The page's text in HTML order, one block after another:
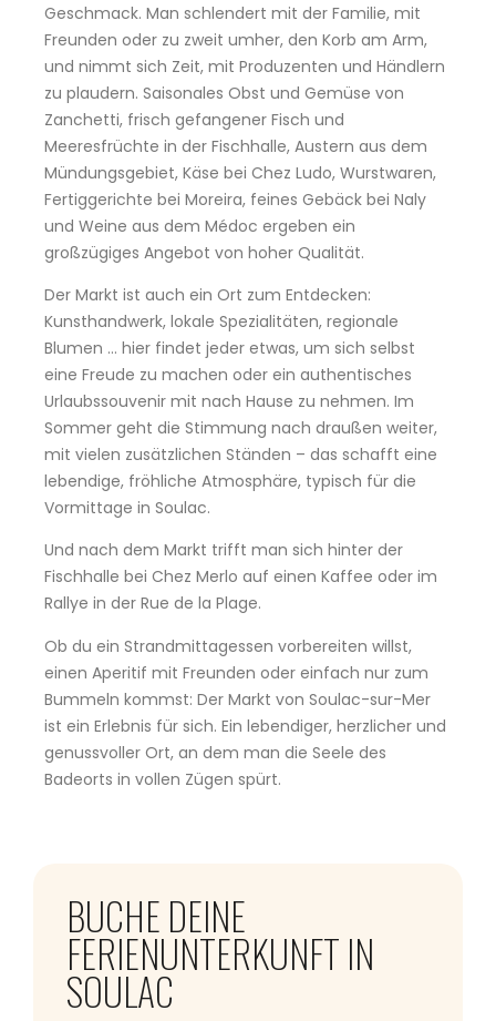
Geschmack. Man schlendert mit der Familie, mit
Freunden oder zu zweit umher, den Korb am Arm,
und nimmt sich Zeit, mit Produzenten und Händlern
zu plaudern. Saisonales Obst und Gemüse von
Zanchetti, frisch gefangener Fisch und
Meeresfrüchte in der Fischhalle, Austern aus dem
Mündungsgebiet, Käse bei Chez Ludo, Wurstwaren,
Fertiggerichte bei Moreira, feines Gebäck bei Naly
und Weine aus dem Médoc ergeben ein
großzügiges Angebot von hoher Qualität.
Der Markt ist auch ein Ort zum Entdecken:
Kunsthandwerk, lokale Spezialitäten, regionale
Blumen … hier findet jeder etwas, um sich selbst
eine Freude zu machen oder ein authentisches
Urlaubssouvenir mit nach Hause zu nehmen. Im
Sommer geht die Stimmung nach draußen weiter,
mit vielen zusätzlichen Ständen – das schafft eine
lebendige, fröhliche Atmosphäre, typisch für die
Vormittage in Soulac.
Und nach dem Markt trifft man sich hinter der
Fischhalle bei Chez Merlo auf einen Kaffee oder im
Rallye in der Rue de la Plage.
Ob du ein Strandmittagessen vorbereiten willst,
einen Aperitif mit Freunden oder einfach nur zum
Bummeln kommst: Der Markt von Soulac-sur-Mer
ist ein Erlebnis für sich. Ein lebendiger, herzlicher und
genussvoller Ort, an dem man die Seele des
Badeorts in vollen Zügen spürt.
BUCHE DEINE
FERIENUNTERKUNFT IN
SOULAC